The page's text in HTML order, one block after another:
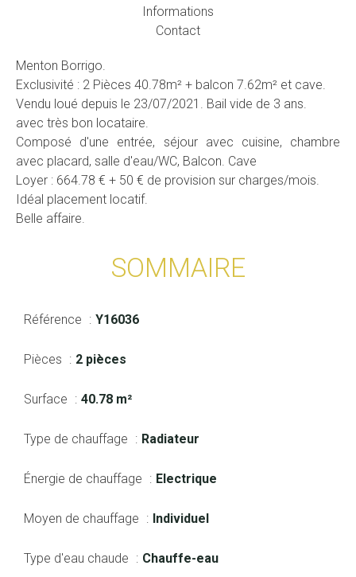
Informations
Contact
Menton Borrigo.
Exclusivité : 2 Pièces 40.78m² + balcon 7.62m² et cave.
Vendu loué depuis le 23/07/2021. Bail vide de 3 ans.
avec très bon locataire.
Composé d'une entrée, séjour avec cuisine, chambre
avec placard, salle d'eau/WC, Balcon. Cave
Loyer : 664.78 € + 50 € de provision sur charges/mois.
Idéal placement locatif.
Belle affaire.
SOMMAIRE
Référence Y16036
Pièces 2 pièces
Surface 40.78 m²
Type de chauffage Radiateur
Énergie de chauffage Electrique
Moyen de chauffage Individuel
Type d'eau chaude Chauffe-eau